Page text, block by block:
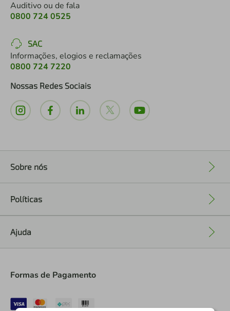
Auditivo ou de fala
0800 724 0525
SAC
Informações, elogios e reclamações
0800 724 7220
Nossas Redes Sociais
Sobre nós
Políticas
Ajuda
Formas de Pagamento